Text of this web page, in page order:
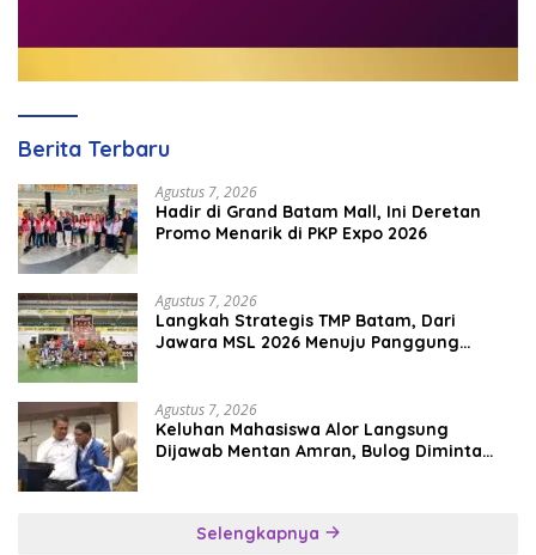
Berita Terbaru
Agustus 7, 2026
Hadir di Grand Batam Mall, Ini Deretan
Promo Menarik di PKP Expo 2026
Agustus 7, 2026
Langkah Strategis TMP Batam, Dari
Jawara MSL 2026 Menuju Panggung
Agustus 7, 2026
Keluhan Mahasiswa Alor Langsung
Dijawab Mentan Amran, Bulog Diminta
Selengkapnya